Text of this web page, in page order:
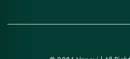
Unverbindliche